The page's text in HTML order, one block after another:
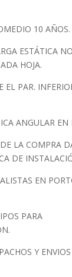
10 AÑOS.
ESTÁTICA
HOJA.
EL PAR.
ANGULAR EN
LA COMPRA
DE
EN
PARA
Y